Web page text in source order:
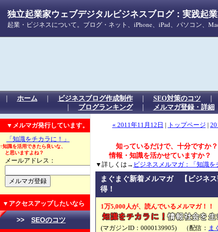
独立起業家ウェブデジタルビジネスブログ：実践起
起業・ビジネスについて。ブログ・ネット、iPhone、iPad、パソコン、
｜ ホーム ｜ ビジネスブログ作成制作｜ SEO対策のコツ
｜ ブログランキング｜ メルマガ登録・詳細
▼メルマガ発行しています。
「知識をチカラに！」
↑知識を活用できたら良いな、
と思いますよね？
メールアドレス：
▼アクセスアップしたいなら
>> SEOのコツ
« 2011年11月12日 トップページ
知っているだけで、十分ですか？
情報・知識を活かせていますか？
▼詳しくは→ ビジネスメルマガ：「知識を
まぐまぐ新着メルマガ 【ビジネ
得！
1万5,000人が、読んでいるメルマガ！！
(マガジンID：0000139905) （配信： ま